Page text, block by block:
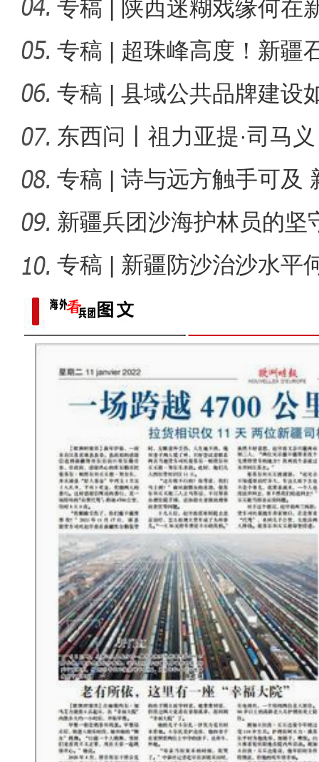
巧手烹饪展厨艺 香飘
新疆乌什县：菌棒生产忙
海播
专稿 | 陕西迷糊戏缘何在
专稿 | 超珠峰高度！新疆
深度？
专稿 | 县域公共品牌建设
兴？
东西问丨祖力亚提·司马
况，谁最
专稿 | 诗与远方触手可及
能“多彩
新疆兵团沙海护林员的坚
林，防
专稿 | 新疆防沙治沙水平